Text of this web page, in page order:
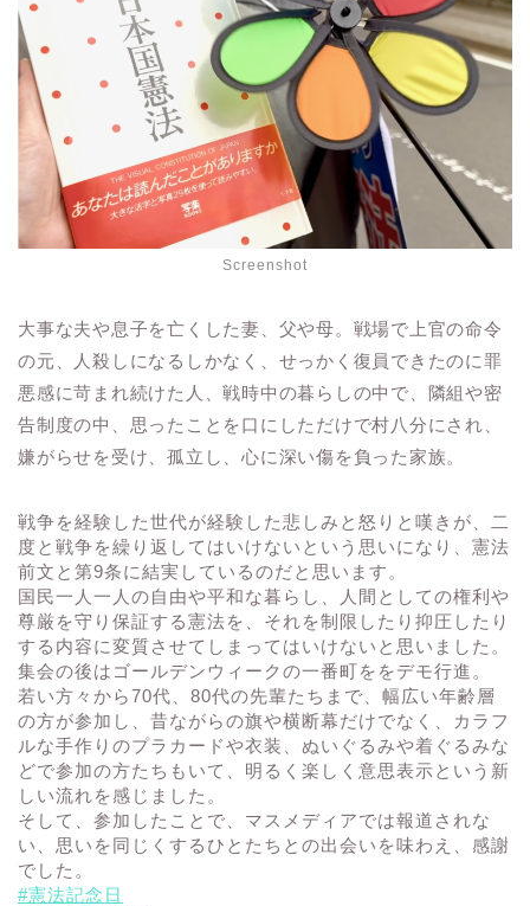
Screenshot
大事な夫や息子を亡くした妻、父や母。戦場で上官の命令
の元、人殺しになるしかなく、せっかく復員できたのに罪
悪感に苛まれ続けた人、戦時中の暮らしの中で、隣組や密
告制度の中、思ったことを口にしただけで村八分にされ、
嫌がらせを受け、孤立し、心に深い傷を負った家族。
戦争を経験した世代が経験した悲しみと怒りと嘆きが、二
度と戦争を繰り返してはいけないという思いになり、憲法
前文と第9条に結実しているのだと思います。
国民一人一人の自由や平和な暮らし、人間としての権利や
尊厳を守り保証する憲法を、それを制限したり抑圧したり
する内容に変質させてしまってはいけないと思いました。
集会の後はゴールデンウィークの一番町ををデモ行進。
若い方々から70代、80代の先輩たちまで、幅広い年齢層
の方が参加し、昔ながらの旗や横断幕だけでなく、カラフ
ルな手作りのプラカードや衣装、ぬいぐるみや着ぐるみな
どで参加の方たちもいて、明るく楽しく意思表示という新
しい流れを感じました。
そして、参加したことで、マスメディアでは報道されな
い、思いを同じくするひとたちとの出会いを味わえ、感謝
でした。
#憲法記念日